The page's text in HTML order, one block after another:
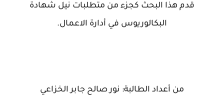
قدم هذا البحث كجزء من متطلبات نيل شهادة
البكالوريوس في أدارة الاعمال.
من أعداد الطالبة: نور صالح جابر الخزاعي